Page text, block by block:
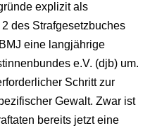
explizit als
des Strafgesetzbuches
eine langjährige
e.V. (djb) um.
Schritt zur
Gewalt. Zwar ist
bereits jetzt eine